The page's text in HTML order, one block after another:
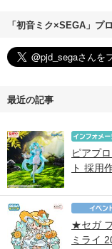
「初音ミク×SEGA」
最近の記事
ピアプ
ト 採用
★セガ
ミライ